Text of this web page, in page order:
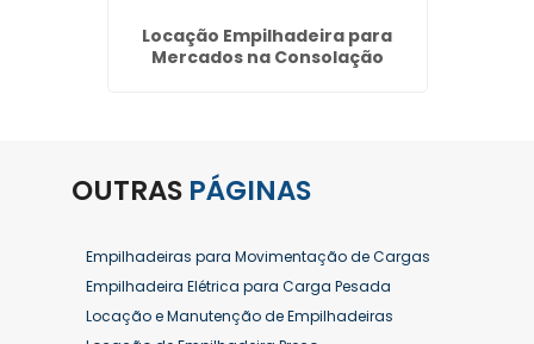
Locação Empilhadeira para
Mercados na Consolação
OUTRAS PÁGINAS
Empilhadeiras para Movimentação de Cargas
Empilhadeira Elétrica para Carga Pesada
Locação e Manutenção de Empilhadeiras